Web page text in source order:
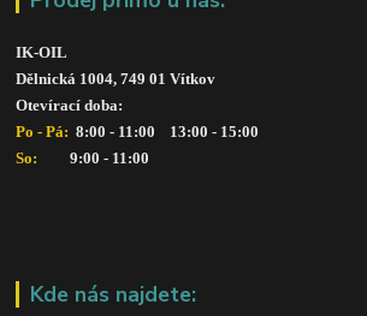
IK-OIL
Dělnická 1004, 749 01 Vítkov
Otevírací doba:
Po - Pá: 8:00 - 11:00    13:00 - 15:00
So:
      9:00 - 11:00
Kde nás najdete: